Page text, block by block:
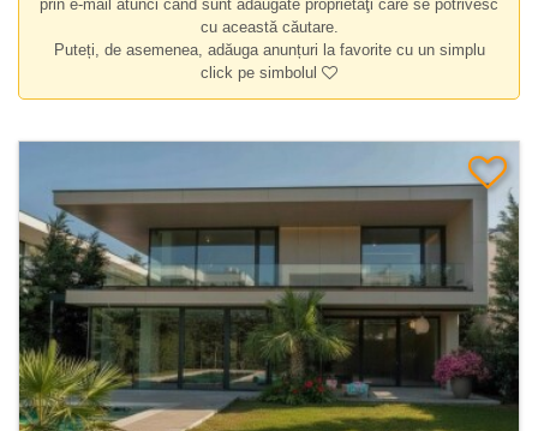
prin e-mail atunci când sunt adăugate proprietăţi care se potrivesc
cu această căutare.
Puteți, de asemenea, adăuga anunțuri la favorite cu un simplu
click pe simbolul